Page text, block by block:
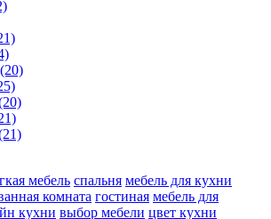
(20)
мебель спальня мебель для кухни
комната гостиная мебель для
кухни выбор мебели цвет кухни